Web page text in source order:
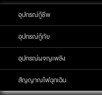
อุปกรณ์กู้ชีพ
อุปกรณ์กู้ภัย
อุปกรณ์ผจญเพลิง
สัญญาณไฟฉุกเฉิน